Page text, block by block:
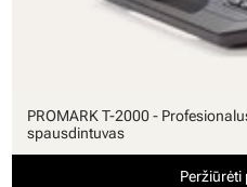
PROMARK T-2000 -
spausdintuvas
Peržiūrėti